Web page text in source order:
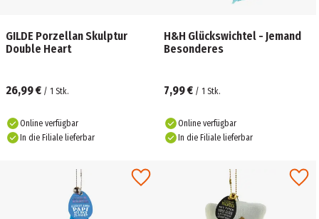
GILDE Porzellan Skulptur
Double Heart
26,99 € / 1 Stk.
Online verfügbar
In die Filiale lieferbar
H&H Glückswichtel - Jemand
Besonderes
7,99 € / 1 Stk.
Online verfügbar
In die Filiale lieferbar